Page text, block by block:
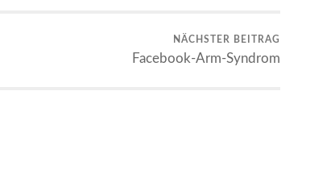
NÄCHSTER BEITRAG
Facebook-Arm-Syndrom